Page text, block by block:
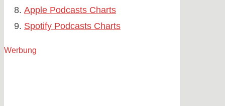
Apple Podcasts Charts
Spotify Podcasts Charts
Werbung